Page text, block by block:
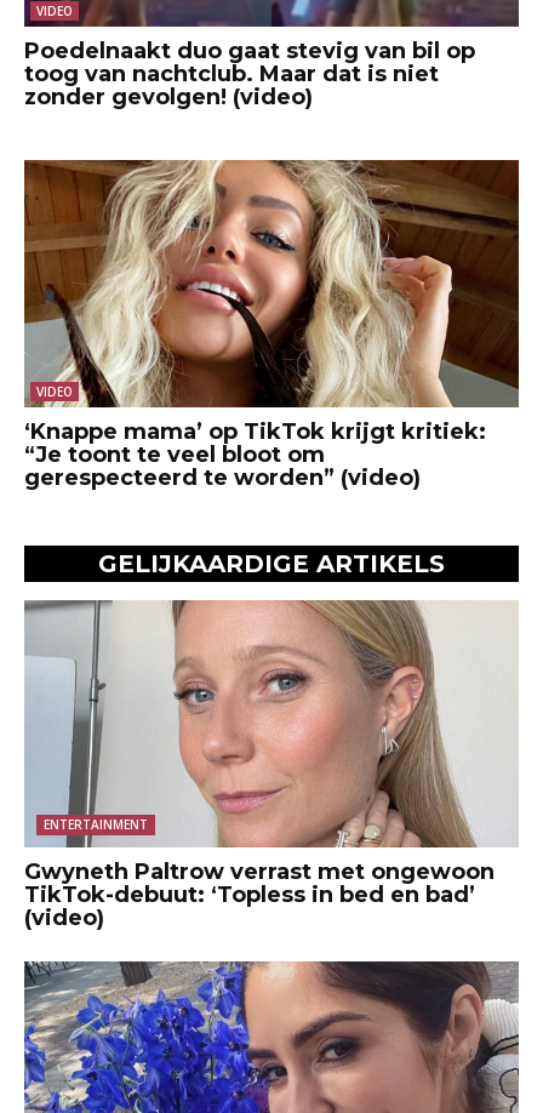
VIDEO
Poedelnaakt duo gaat stevig van bil op
toog van nachtclub. Maar dat is niet
zonder gevolgen! (video)
VIDEO
‘Knappe mama’ op TikTok krijgt kritiek:
“Je toont te veel bloot om
gerespecteerd te worden” (video)
GELIJKAARDIGE ARTIKELS
ENTERTAINMENT
Gwyneth Paltrow verrast met ongewoon
TikTok-debuut: ‘Topless in bed en bad’
(video)